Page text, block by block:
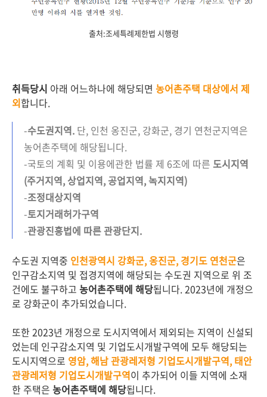
출처:조세특례제한법 시행령
취득당시 아래 어느하나에 해당되면 농어촌주택 대상에서 제
외합니다.
-수도권지역. 단, 인천 옹진군, 강화군, 경기 연천군지역은
농어촌주택에 해당됩니다.
-국토의 계획 및 이용에관한 법률 제 6조에 따른 도시지역
(주거지역, 상업지역, 공업지역, 녹지지역)
-조정대상지역
-토지거래허가구역
-관광진흥법에 따른 관광단지.
수도권 지역중 인천광역시 강화군, 옹진군, 경기도 연천군은
인구감소지역 및 접경지역에 해당되는 수도권 지역으로 위 조
건에도 불구하고 농어촌주택에 해당됩니다. 2023년에 개정으
로 강화군이 추가되었습니다.
또한 2023년 개정으로 도시지역에서 제외되는 지역이 신설되
었는데 인구감소지역 및 기업도시개발구역에 모두 해당되는
도시지역으로 영암, 해남 관광레저형 기업도시개발구역, 태안
관광레저형 기업도시개발구역이 추가되어 이들 지역에 소재
한 주택은 농어촌주택에 해당됩니다.